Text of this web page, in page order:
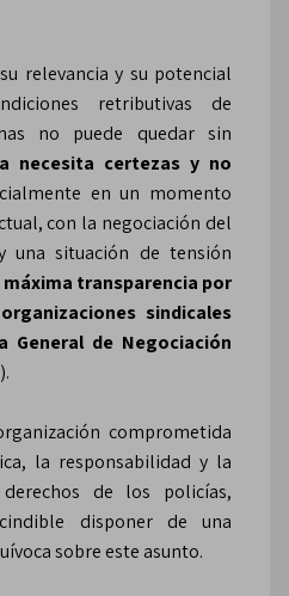
relevancia y su potencial
retributivas de
no puede quedar sin
necesita certezas y no
en un momento
con la negociación del
una situación de tensión
máxima transparencia por
sindicales
General de Negociación
comprometida
la responsabilidad y la
de los policías,
disponer de una
sobre este asunto.